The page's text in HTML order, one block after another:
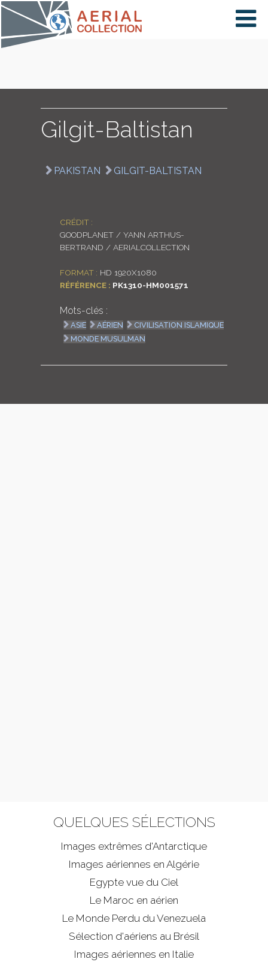
×
PAYS
CARTE
Gilgit-Baltistan
PAKISTAN GILGIT-BALTISTAN
CRÉDIT :
GOODPLANET / YANN ARTHUS-
BERTRAND / AERIALCOLLECTION
FORMAT : HD 1920X1080
RÉFÉRENCE : PK1310-HM001571
Mots-clés :
ASIE AÉRIEN
CIVILISATION ISLAMIQUE
MONDE MUSULMAN
QUELQUES SÉLECTIONS
Images extrêmes d'Antarctique
Images aériennes en Algérie
Egypte vue du Ciel
Le Maroc en aérien
Le Monde Perdu du Venezuela
Sélection d'aériens au Brésil
Images aériennes en Italie